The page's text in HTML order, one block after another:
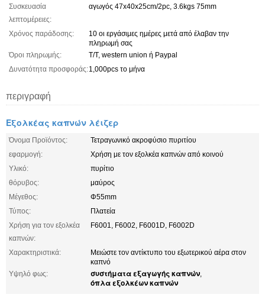
Συσκευασία
λεπτομέρειες:
αγωγός 47x40x25cm/2pc, 3.6kgs 75mm
Χρόνος παράδοσης:
10 οι εργάσιμες ημέρες μετά από έλαβαν την
πληρωμή σας
Όροι πληρωμής:
T/T, western union ή Paypal
Δυνατότητα προσφοράς:1,000pcs το μήνα
περιγραφή
Εξολκέας καπνών λέιζερ
Όνομα Προϊόντος:
Τετραγωνικό ακροφύσιο πυριτίου
εφαρμογή:
Χρήση με τον εξολκέα καπνών από κοινού
Υλικό:
πυρίτιο
θόρυβος:
μαύρος
Μέγεθος:
Φ55mm
Τύπος:
Πλατεία
Χρήση για τον εξολκέα
καπνών:
F6001, F6002, F6001D, F6002D
Χαρακτηριστικά:
Μειώστε τον αντίκτυπο του εξωτερικού αέρα στον
καπνό
Υψηλό φως:
συστήματα εξαγωγής καπνών,
όπλα εξολκέων καπνών